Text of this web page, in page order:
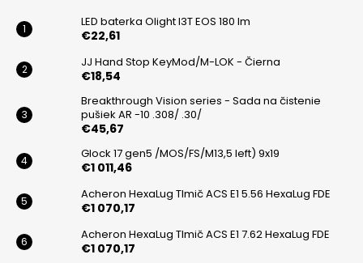
LED baterka Olight I3T EOS 180 lm
€22,61
JJ Hand Stop KeyMod/M-LOK - Čierna
€18,54
Breakthrough Vision series - Sada na čistenie
pušiek AR -10 .308/ .30/
€45,67
Glock 17 gen5 /MOS/FS/M13,5 left) 9x19
€1 011,46
Acheron HexaLug Tlmič ACS E1 5.56 HexaLug FDE
€1 070,17
Acheron HexaLug Tlmič ACS E1 7.62 HexaLug FDE
€1 070,17